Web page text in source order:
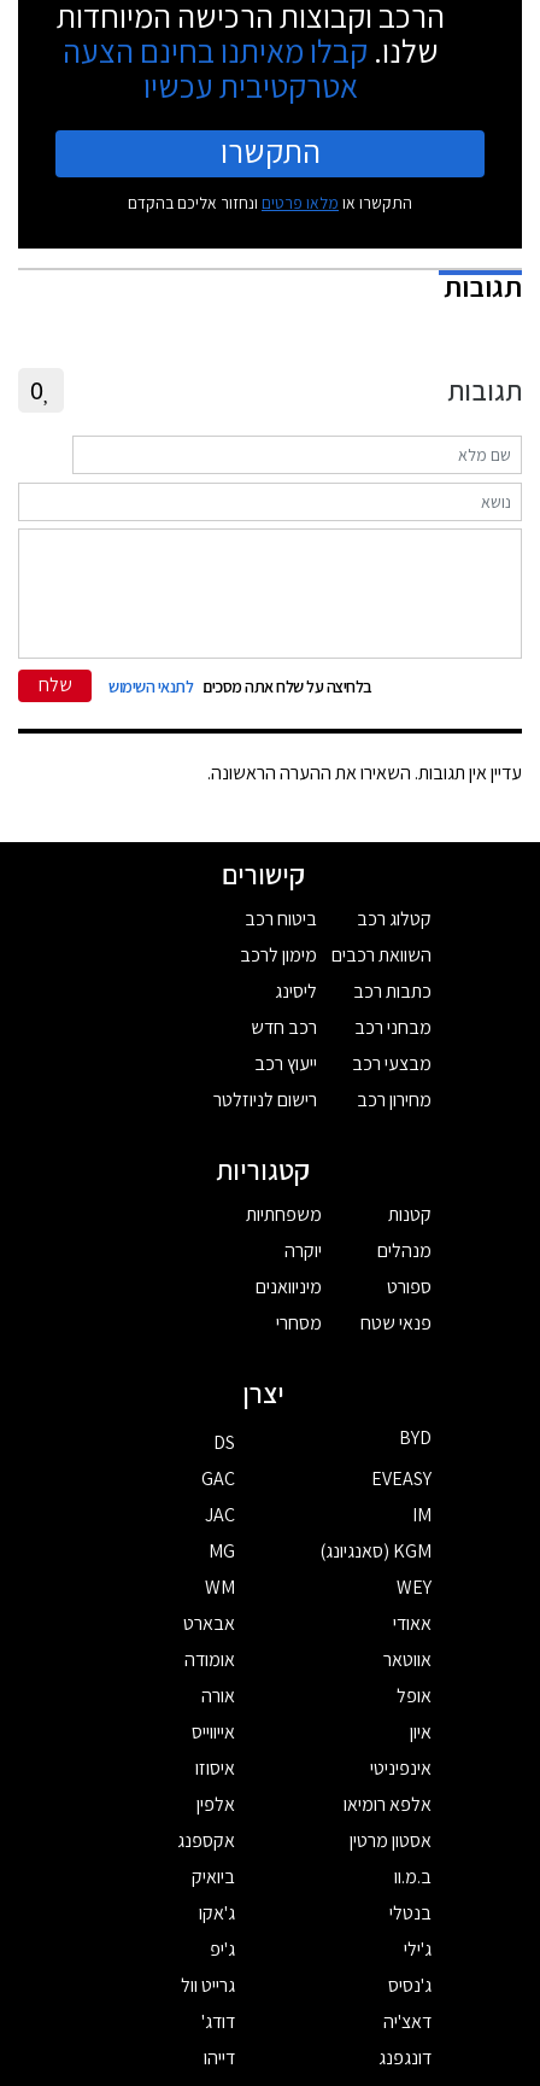
הרכב וקבוצות הרכישה המיוחדות
שלנו. קבלו מאיתנו בחינם הצעה
אטרקטיבית עכשיו
התקשרו
התקשרו או מלאו פרטים ונחזור אליכם בהקדם
תגובות
תגובות 0
בלחיצה על שלח אתה מסכים לתנאי השימוש שלח
עדיין אין תגובות. השאירו את ההערה הראשונה.
קישורים
קטלוג רכב
השוואת רכבים
כתבות רכב
מבחני רכב
מבצעי רכב
מחירון רכב
ביטוח רכב
מימון לרכב
ליסינג
רכב חדש
ייעוץ רכב
רישום לניוזלטר
קטגוריות
קטנות
מנהלים
ספורט
פנאי שטח
משפחתיות
יוקרה
מיניוואנים
מסחרי
יצרן
BYD
DS
EVEASY
GAC
IM
JAC
KGM (סאנגיונג)
MG
WEY
WM
אאודי
אבארט
אווטאר
אומודה
אופל
אורה
איון
אייווייס
אינפיניטי
איסוזו
אלפא רומיאו
אלפין
אסטון מרטין
אקספנג
ב.מ.וו
ביואיק
בנטלי
ג'אקו
ג'ילי
ג'יפ
ג'נסיס
גרייט וול
דאצ'יה
דודג'
דונגפנג
דייהו